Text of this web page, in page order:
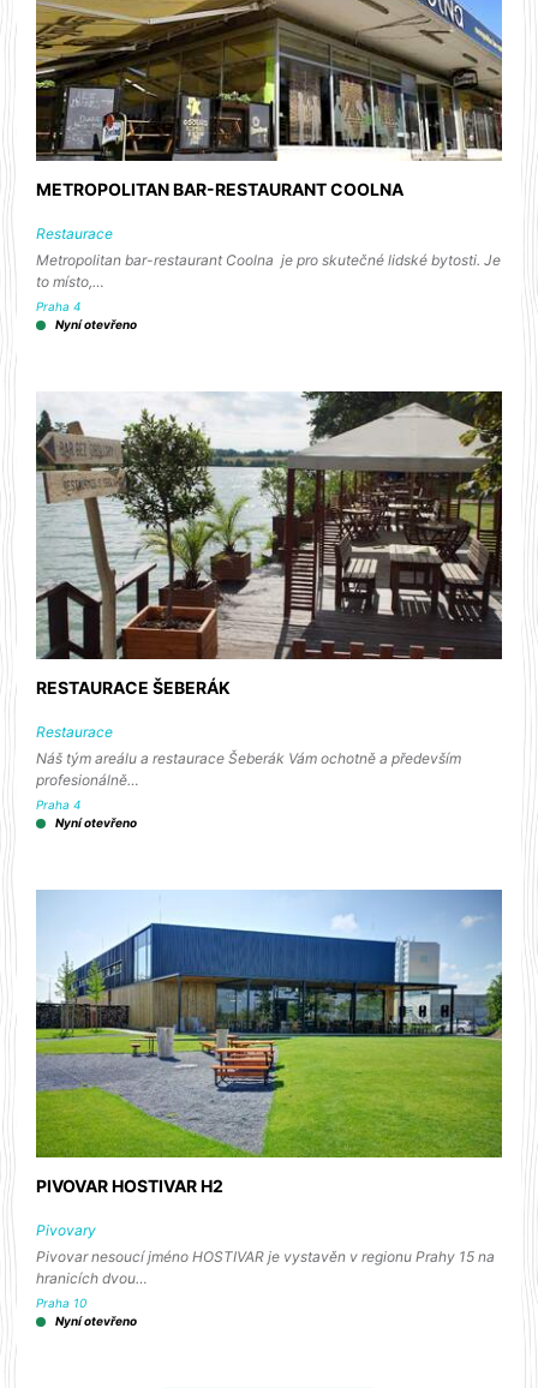
METROPOLITAN BAR-RESTAURANT COOLNA
Restaurace
Metropolitan bar-restaurant Coolna je pro skutečné lidské bytosti. Je
to místo,…
Praha 4
Nyní otevřeno
RESTAURACE ŠEBERÁK
Restaurace
Náš tým areálu a restaurace Šeberák Vám ochotně a především
profesionálně…
Praha 4
Nyní otevřeno
PIVOVAR HOSTIVAR H2
Pivovary
Pivovar nesoucí jméno HOSTIVAR je vystavěn v regionu Prahy 15 na
hranicích dvou…
Praha 10
Nyní otevřeno